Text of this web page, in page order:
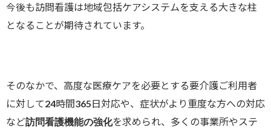
今後も訪問看護は地域包括ケアシステムを支える大きな柱
となることが期待されています。
そのなかで、高度な医療ケアを必要とする要介護ご利用者
に対して24時間365日対応や、症状がより重度な方への対応
など訪問看護機能の強化を求められ、多くの事業所やステ